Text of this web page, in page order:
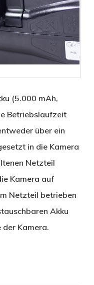
(5.000 mAh,
Betriebslaufzeit
über ein
in die Kamera
Netzteil
Kamera auf
Netzteil betrieben
Akku
Kamera.